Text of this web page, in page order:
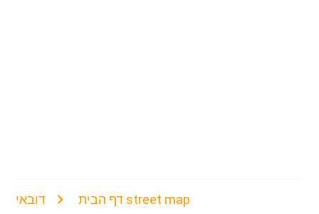
דף הבית דובאי street map